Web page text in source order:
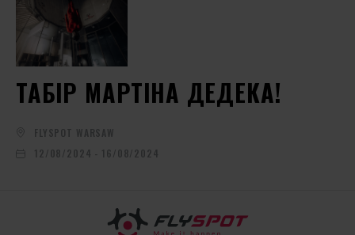
ТАБІР МАРТІНА ДЕДЕКА!
FLYSPOT WARSAW
12/08/2024 - 16/08/2024